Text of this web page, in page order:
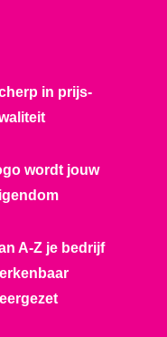
in prijs-
wordt jouw
A-Z je bedrijf